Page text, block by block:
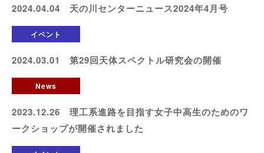
2024.04.04 天の川センターニュース2024年4月号
イベント
2024.03.01 第29回天体スペクトル研究会の開催
News
2023.12.26 理工系進路を目指す女子中高生のためのワ
ークショップが開催されました